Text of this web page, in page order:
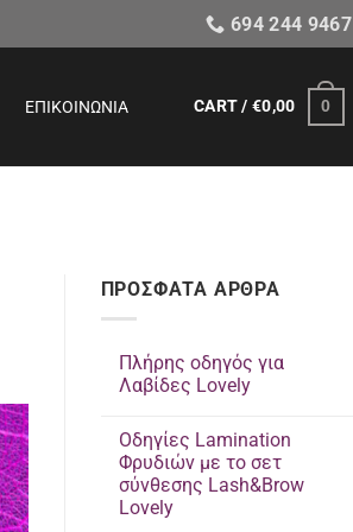
694 244 9467
ΕΠΙΚΟΙΝΩΝΊΑ CART /€0,00 0
ΠΡΟΣΦΑΤΑ ΑΡΘΡΑ
Πλήρης οδηγός για
Λαβίδες Lovely
σχόλια
στο
Πλήρης
οδηγός
για
Λαβίδες
Οδηγίες Lamination
Φρυδιών με το σετ
σύνθεσης Lash&Brow
Lovely